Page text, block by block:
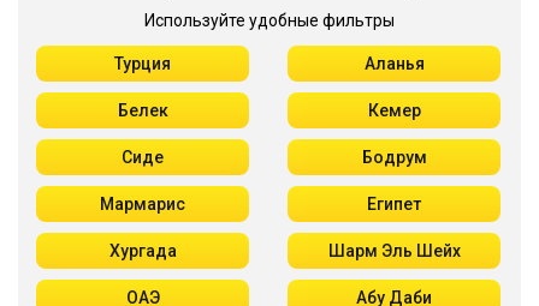
Используйте удобные фильтры
Турция Аланья
Белек Кемер
Сиде Бодрум
Мармарис Египет
Хургада Шарм Эль Шейх
ОАЭ Абу Даби